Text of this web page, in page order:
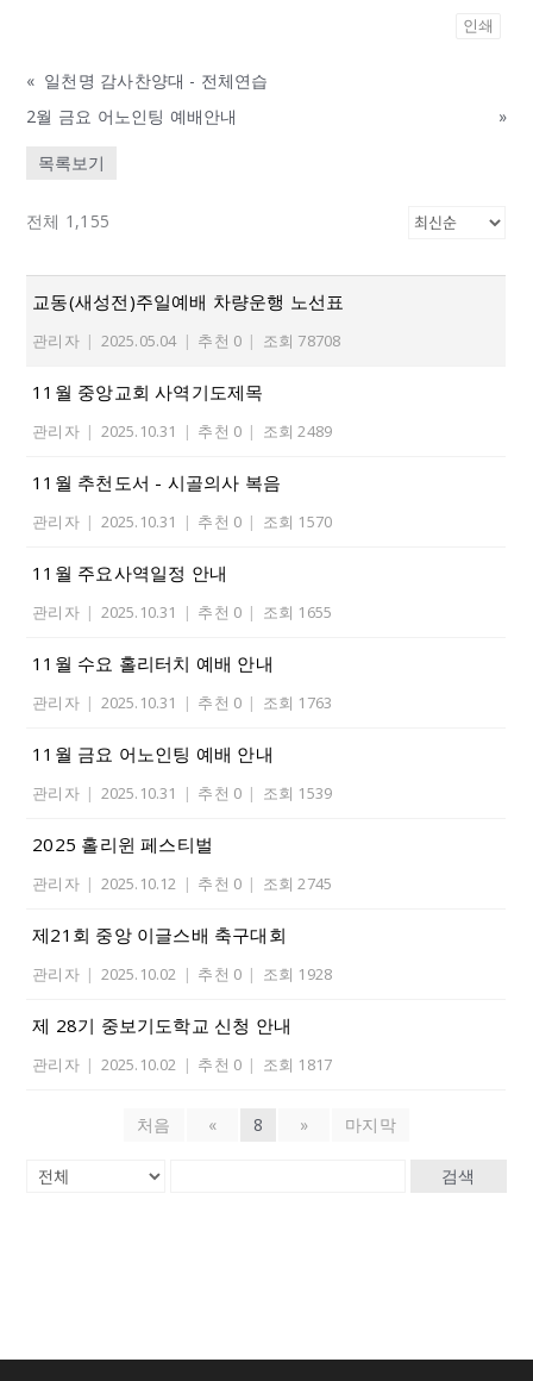
인쇄
« 일천명 감사찬양대 - 전체연습
2월 금요 어노인팅 예배안내
»
목록보기
전체 1,155
교동(새성전)주일예배 차량운행 노선표
관리자 | 2025.05.04 | 추천 0 | 조회 78708
11월 중앙교회 사역기도제목
관리자 | 2025.10.31 | 추천 0 | 조회 2489
11월 추천도서 - 시골의사 복음
관리자 | 2025.10.31 | 추천 0 | 조회 1570
11월 주요사역일정 안내
관리자 | 2025.10.31 | 추천 0 | 조회 1655
11월 수요 홀리터치 예배 안내
관리자 | 2025.10.31 | 추천 0 | 조회 1763
11월 금요 어노인팅 예배 안내
관리자 | 2025.10.31 | 추천 0 | 조회 1539
2025 홀리윈 페스티벌
관리자 | 2025.10.12 | 추천 0 | 조회 2745
제21회 중앙 이글스배 축구대회
관리자 | 2025.10.02 | 추천 0 | 조회 1928
제 28기 중보기도학교 신청 안내
관리자 | 2025.10.02 | 추천 0 | 조회 1817
처음 « 8 » 마지막
검색